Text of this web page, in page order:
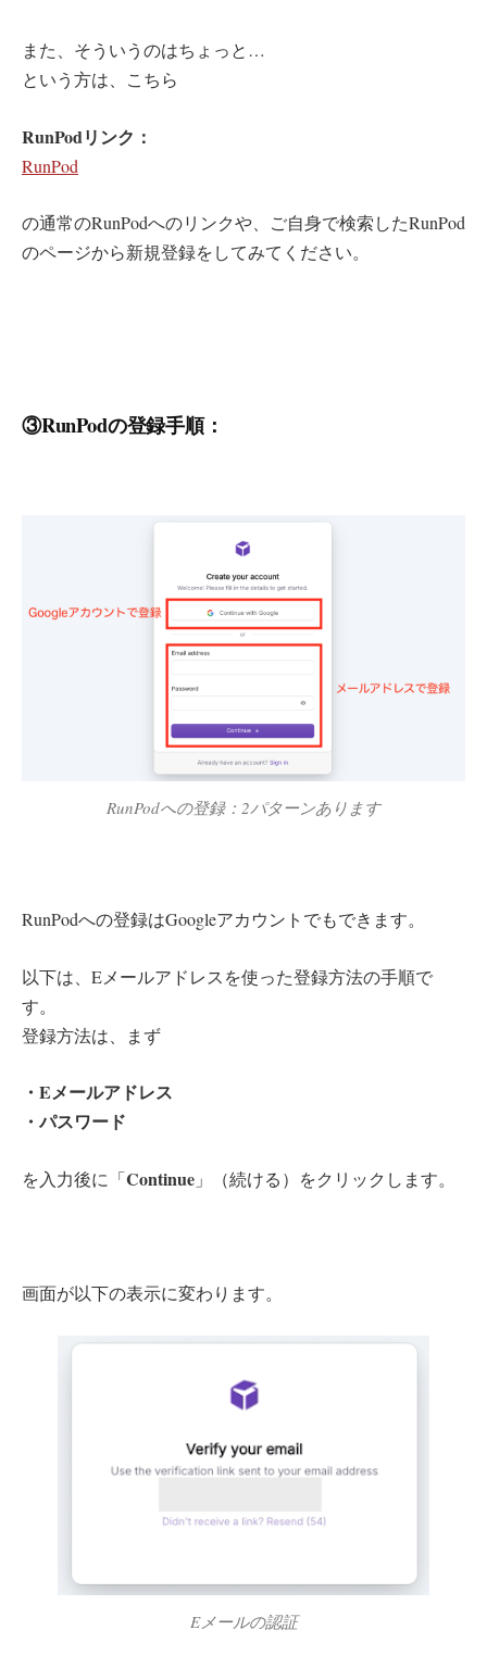
また、そういうのはちょっと…
という方は、こちら
RunPodリンク：
RunPod
の通常のRunPodへのリンクや、ご自身で検索したRunPod
のページから新規登録をしてみてください。
③RunPodの登録手順：
RunPodへの登録：2パターンあります
RunPodへの登録はGoogleアカウントでもできます。
以下は、Eメールアドレスを使った登録方法の手順で
す。
登録方法は、まず
・Eメールアドレス
・パスワード
を入力後に「Continue 」（続ける）をクリックします。
画面が以下の表示に変わります。
Eメールの認証